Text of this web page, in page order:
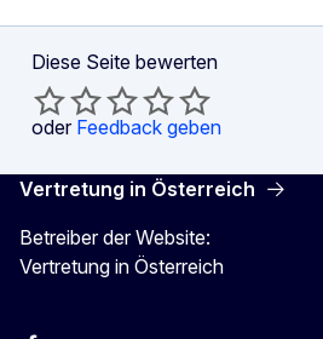
Diese Seite bewerten
oder Feedback geben
Vertretung in Österreich
Betreiber der Website:
Vertretung in Österreich